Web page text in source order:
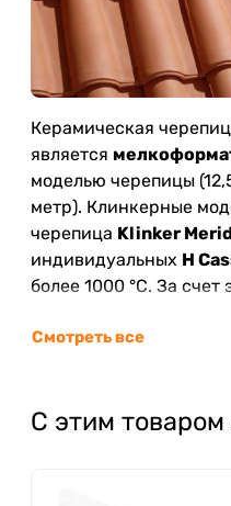
Керамическая
является
моделью черепицы
метр). Клинкерные
черепица Klinker
индивидуальных H
более 1000 °C. За счет
влагопоглощением,
нашего климата, с
Смотреть все
С этим